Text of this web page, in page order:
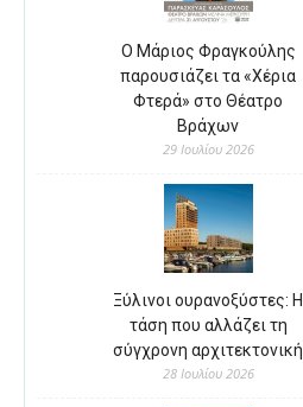
Ο Μάριος Φραγκούλης
παρουσιάζει τα «Χέρια
Φτερά» στο Θέατρο
Βράχων
29 Ιουλίου 2026
Ξύλινοι ουρανοξύστες: Η
τάση που αλλάζει τη
σύγχρονη αρχιτεκτονική
28 Ιουλίου 2026